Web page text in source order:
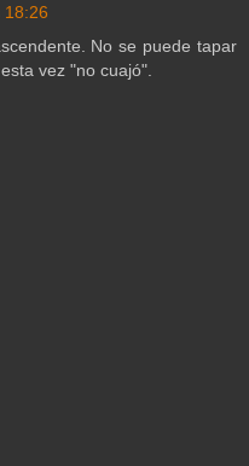
18:26
No se puede tapar
vez "no cuajó".